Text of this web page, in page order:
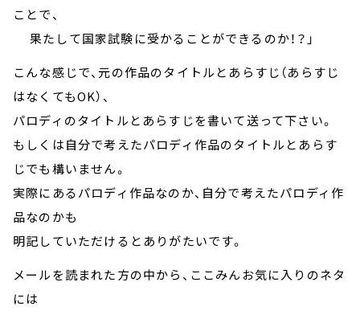
ことで、
果たして国家試験に受かることができるのか！？」
こんな感じで、元の作品のタイトルとあらすじ（あらすじ
はなくてもOK）、
パロディのタイトルとあらすじを書いて送って下さい。
もしくは自分で考えたパロディ作品のタイトルとあらす
じでも構いません。
実際にあるパロディ作品なのか、自分で考えたパロディ作
品なのかも
明記していただけるとありがたいです。
メールを読まれた方の中から、ここみんお気に入りのネタ
には